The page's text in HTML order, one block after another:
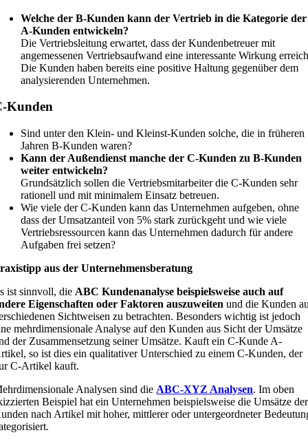
Welche der B-Kunden kann der Vertrieb in die Kategorie der
A-Kunden entwickeln?
Die Vertriebsleitung erwartet, dass der Kundenbetreuer mit
angemessenen Vertriebsaufwand eine interessante Wirkung
Die Kunden haben bereits eine positive Haltung gegenüber dem
analysierenden Unternehmen.
Kunden
Sind unter den Klein- und Kleinst-Kunden solche, die in früheren
Jahren B-Kunden waren?
Kann der Außendienst manche der C-Kunden zu B-Kunden
weiter entwickeln?
Grundsätzlich sollen die Vertriebsmitarbeiter die C-Kunden sehr
rationell und mit minimalem Einsatz betreuen.
Wie viele der C-Kunden kann das Unternehmen aufgeben, ohne
dass der Umsatzanteil von 5% stark zurückgeht und wie viele
Vertriebsressourcen kann das Unternehmen dadurch für andere
Aufgaben frei setzen?
aus der Unternehmensberatung
ist sinnvoll, die ABC Kundenanalyse beispielsweise auch auf
Eigenschaften oder Faktoren auszuweiten und die Kunden
Sichtweisen zu betrachten. Besonders wichtig ist jedoch
mehrdimensionale Analyse auf den Kunden aus Sicht der Umsätze
der Zusammensetzung seiner Umsätze. Kauft ein C-Kunde A-
so ist dies ein qualitativer Unterschied zu einem C-Kunden, der
C-Artikel kauft.
Analysen sind die ABC-XYZ Analysen. Im oben
Beispiel hat ein Unternehmen beispielsweise die Umsätze der
nach Artikel mit hoher, mittlerer oder untergeordneter